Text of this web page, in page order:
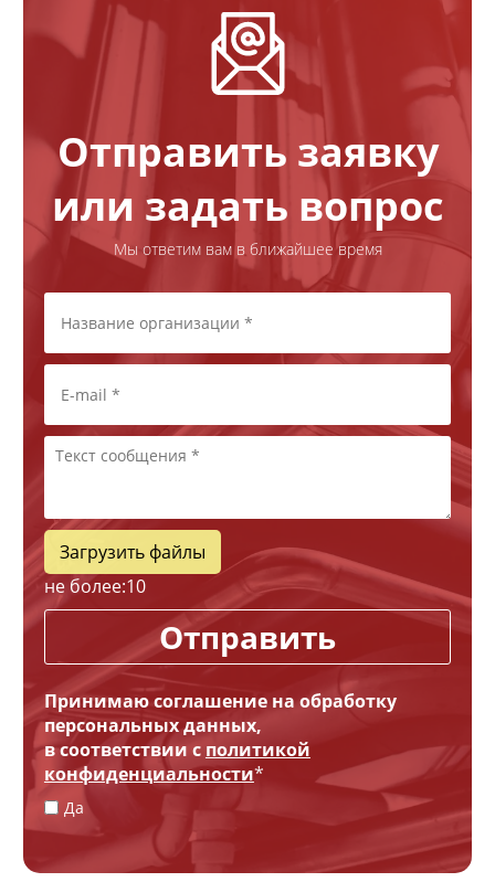
Отправить заявку
или задать вопрос
Мы ответим вам в ближайшее время
Загрузить файлы
не более:10
Отправить
Принимаю соглашение на обработку
персональных данных,
в соответствии с политикой
конфиденциальности*
Да